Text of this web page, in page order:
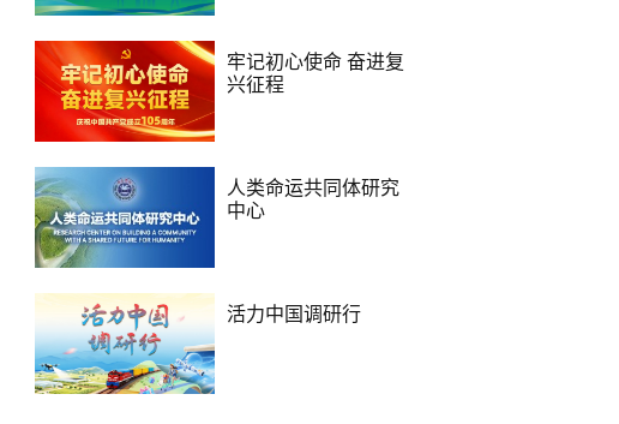
牢记初心使命 奋进复
兴征程
人类命运共同体研究
中心
活力中国调研行